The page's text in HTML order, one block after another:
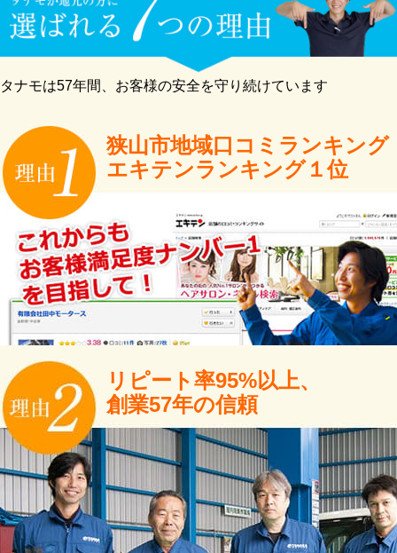
タナモは57年間、お客様の安全を守り続けています
狭山市地域口コミランキング
エキテンランキング１位
リピート率95%以上、
創業57年の信頼